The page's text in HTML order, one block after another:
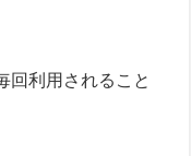
回利用されること